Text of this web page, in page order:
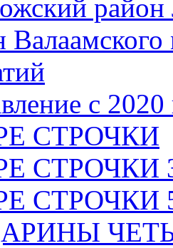
район
с 2020
СТРОЧКИ
СТРОЧКИ 3
СТРОЧКИ 5